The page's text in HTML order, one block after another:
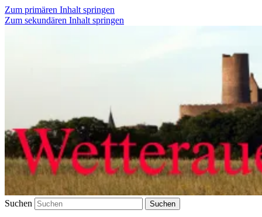
Zum primären Inhalt springen
Zum sekundären Inhalt springen
Suchen